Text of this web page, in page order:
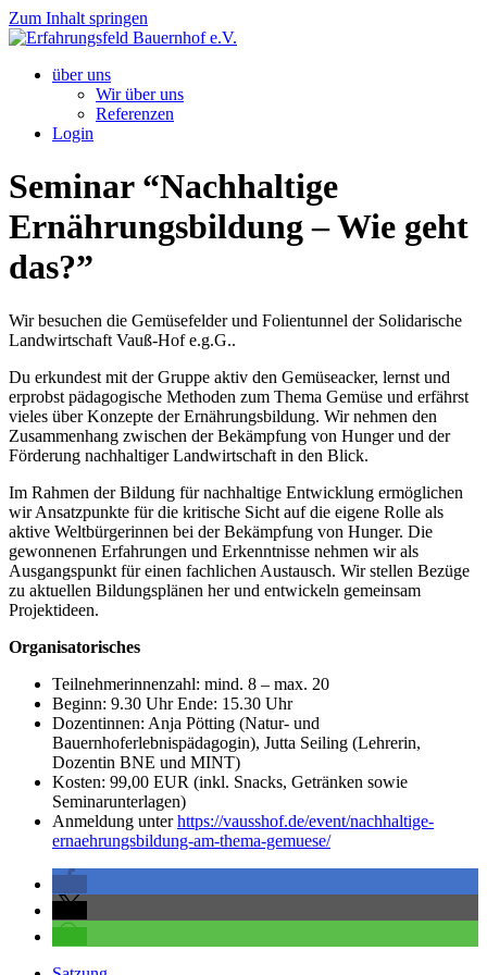
Zum Inhalt springen
über uns
Wir über uns
Referenzen
Login
Seminar “Nachhaltige
Ernährungsbildung – Wie geht
das?”
Wir besuchen die Gemüsefelder und Folientunnel der Solidarische
Landwirtschaft Vauß-Hof e.g.G..
Du erkundest mit der Gruppe aktiv den Gemüseacker, lernst und
erprobst pädagogische Methoden zum Thema Gemüse und erfährst
vieles über Konzepte der Ernährungsbildung. Wir nehmen den
Zusammenhang zwischen der Bekämpfung von Hunger und der
Förderung nachhaltiger Landwirtschaft in den Blick.
Im Rahmen der Bildung für nachhaltige Entwicklung ermöglichen
wir Ansatzpunkte für die kritische Sicht auf die eigene Rolle als
aktive Weltbürgerinnen bei der Bekämpfung von Hunger. Die
gewonnenen Erfahrungen und Erkenntnisse nehmen wir als
Ausgangspunkt für einen fachlichen Austausch. Wir stellen Bezüge
zu aktuellen Bildungsplänen her und entwickeln gemeinsam
Projektideen.
Organisatorisches
Teilnehmerinnenzahl: mind. 8 – max. 20
Beginn: 9.30 Uhr Ende: 15.30 Uhr
Dozentinnen: Anja Pötting (Natur- und
Bauernhoferlebnispädagogin), Jutta Seiling (Lehrerin,
Dozentin BNE und MINT)
Kosten: 99,00 EUR (inkl. Snacks, Getränken sowie
Seminarunterlagen)
Anmeldung unterhttps://vausshof.de/event/nachhaltige-
ernaehrungsbildung-am-thema-gemuese/